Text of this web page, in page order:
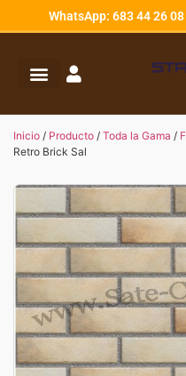
WhatsApp: 683 44 26
Inicio / Producto / Toda la Gama /
Retro Brick Sal